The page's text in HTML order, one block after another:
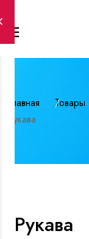
Главная Товары
Рукава
Рукава